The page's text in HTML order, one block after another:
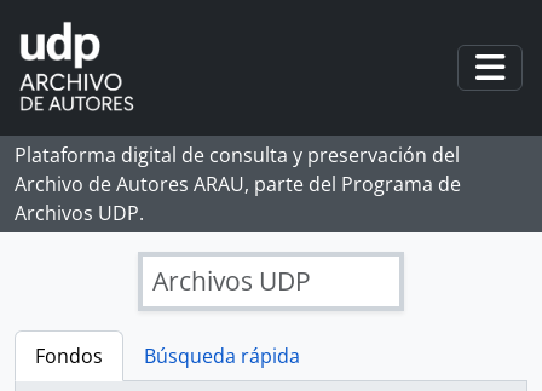
Skip to main content
Plataforma digital de consulta y preservación del
Archivo de Autores ARAU, parte del Programa de
Archivos UDP.
Archivos UDP
Fondos
Búsqueda rápida